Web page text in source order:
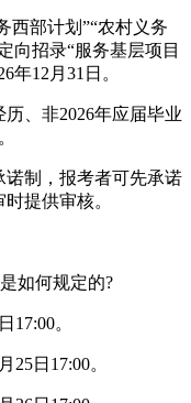
部计划”“农村义务
向招录“服务基层项目
年12月31日。
、非2026年应届毕业
制，报考者可先承诺
提供审核。
如何规定的?
。
日17:00。